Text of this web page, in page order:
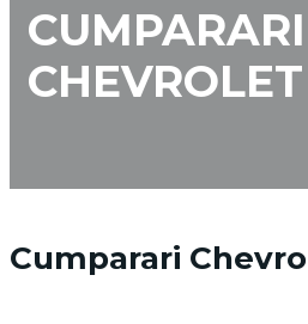
CUMPARARI
Cumparari